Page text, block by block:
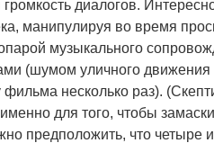
диалогов.
манипулируя во время
музыкального
(шумом уличного движения
несколько раз).
для того, чтобы
предположить, что четыре